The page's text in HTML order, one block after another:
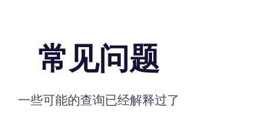
常见问题
一些可能的查询已经解释过了